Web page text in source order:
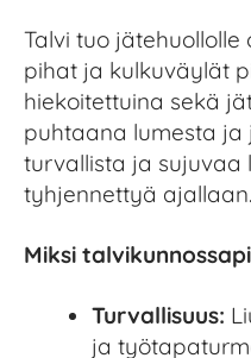
Talvi tuo
pihat ja kulkuväylät
hiekoitettuina sekä
puhtaana lumesta
turvallista ja sujuvaa
tyhjennettyä ajallaan.
Miksi
Turvallisuus:
ja